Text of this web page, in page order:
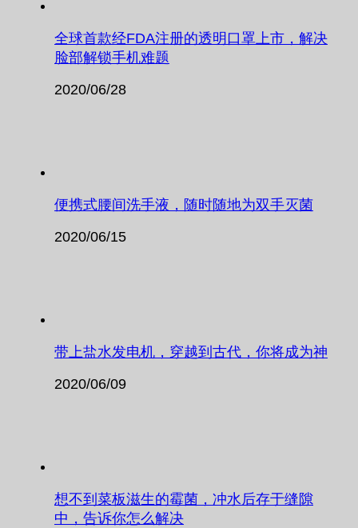
全球首款经FDA注册的透明口罩上市，解决
脸部解锁手机难题
2020/06/28
便携式腰间洗手液，随时随地为双手灭菌
2020/06/15
带上盐水发电机，穿越到古代，你将成为神
2020/06/09
想不到菜板滋生的霉菌，冲水后存于缝隙
中，告诉你怎么解决